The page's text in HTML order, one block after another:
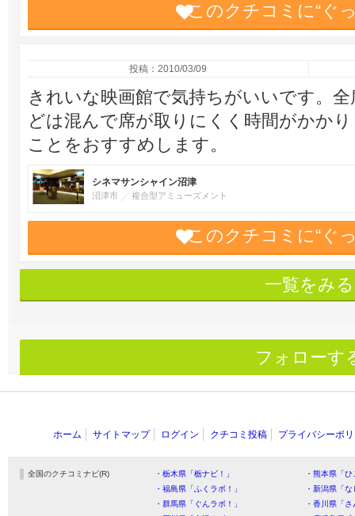
このクチコミに“ぐ
投稿：2010/03/09
きれいな映画館で気持ちがいいです。
どは混んで席が取りにくく時間がかか
ことをおすすめします。
シネマサンシャイン沼津
沼津市 複合型アミューズメント
このクチコミに“ぐ
一覧をみる
フォローす
ホーム サイトマップ ログイン クチコミ投稿 プライバシーポ
全国のクチコミナビ(R) ・栃木県「栃ナビ！」
・熊本県「
・福島県「ふくラボ！」
・新潟県「
・群馬県「ぐんラボ！」
・香川県「